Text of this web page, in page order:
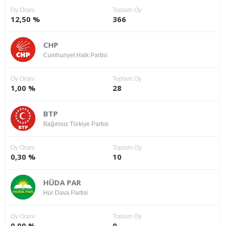
Oy Oranı
12,50 %
Toplam Oy
366
CHP
Cumhuriyet Halk Partisi
Oy Oranı
1,00 %
Toplam Oy
28
BTP
Bağımsız Türkiye Partisi
Oy Oranı
0,30 %
Toplam Oy
10
HÜDA PAR
Hür Dava Partisi
Oy Oranı Toplam Oy